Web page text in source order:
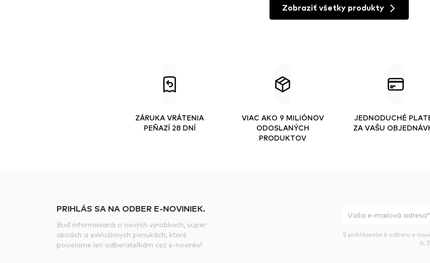
Zobraziť všetky produkty
ZÁRUKA VRÁTENIA
PEŇAZÍ 28 DNÍ
VIAC AKO 9 MILIÓNOV
ODOSLANÝCH
PRODUKTOV
JEDNODUCHÉ
ZA VAŠU
PRIHLÁS SA NA ODBER E-NOVINIEK.
Buď informovaná o nových výrobkoch, super
akciách a exkluzívnych ponukách, ktoré
posielame len odberateľkám cez e-novinky!
S prihlásením k odberu e-
á,